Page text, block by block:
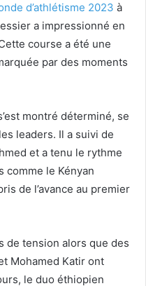
d’athlétisme 2023 à
a impressionné en
course a été une
par des moments
montré déterminé, se
leaders. Il a suivi de
et a tenu le rythme
comme le Kényan
de l’avance au premier
de tension alors que des
Mohamed Katir ont
le duo éthiopien